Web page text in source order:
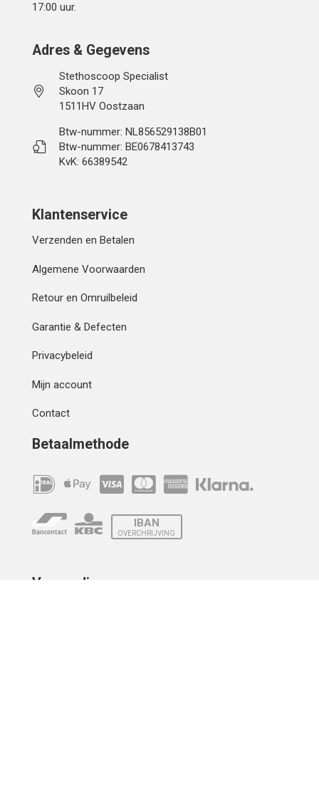
17:00 uur.
Adres & Gegevens
Stethoscoop Specialist
Skoon 17
1511HV Oostzaan
Btw-nummer: NL856529138B01
Btw-nummer: BE0678413743
KvK: 66389542
Klantenservice
Verzenden en Betalen
Algemene Voorwaarden
Retour en Omruilbeleid
Garantie & Defecten
Privacybeleid
Mijn account
Contact
Betaalmethode
IBAN
OVERCHRIJVING
Verzending